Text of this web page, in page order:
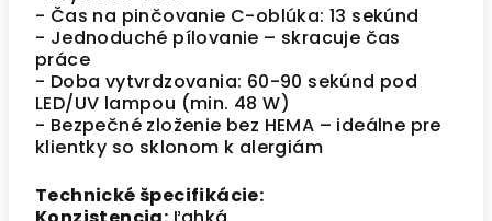
- Čas na pinčovanie C-oblúka: 13 sekúnd
- Jednoduché pílovanie – skracuje čas
práce
- Doba vytvrdzovania: 60-90 sekúnd pod
LED/UV lampou (min. 48 W)
- Bezpečné zloženie bez HEMA – ideálne pre
klientky so sklonom k alergiám
Technické špecifikácie: